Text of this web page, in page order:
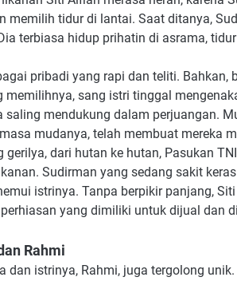
memilih tidur di lantai. Saat ditanya,
terbiasa hidup prihatin di asrama,
pribadi yang rapi dan teliti. Bahkan,
memilihnya, sang istri tinggal
saling mendukung dalam perjuangan.
mudanya, telah membuat mereka
gerilya, dari hutan ke hutan, Pasukan
Sudirman yang sedang sakit
istrinya. Tanpa berpikir panjang,
yang dimiliki untuk dijual dan
Rahmi
dan istrinya, Rahmi, juga tergolong